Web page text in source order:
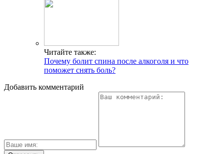
Читайте также:
Почему болит спина после алкоголя и что
поможет снять боль?
Добавить комментарий